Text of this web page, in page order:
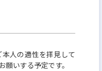
人の適性を拝見して
いする予定です。